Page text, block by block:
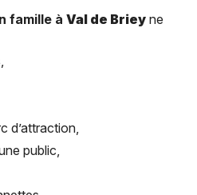
famille à Val de Briey ne
d’attraction,
public,